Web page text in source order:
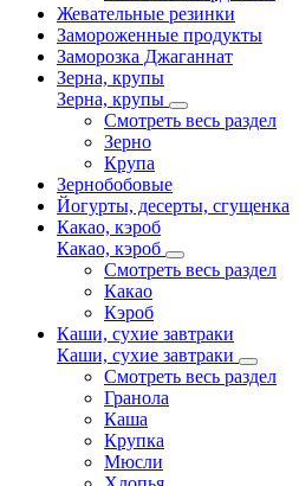
Жевательные резинки
Замороженные продукты
Заморозка Джаганнат
Зерна, крупы
Зерна, крупы
Смотреть весь раздел
Зерно
Крупа
Зернобобовые
Йогурты, десерты, сгущенка
Какао, кэроб
Какао, кэроб
Смотреть весь раздел
Какао
Кэроб
Каши, сухие завтраки
Каши, сухие завтраки
Смотреть весь раздел
Гранола
Каша
Крупка
Мюсли